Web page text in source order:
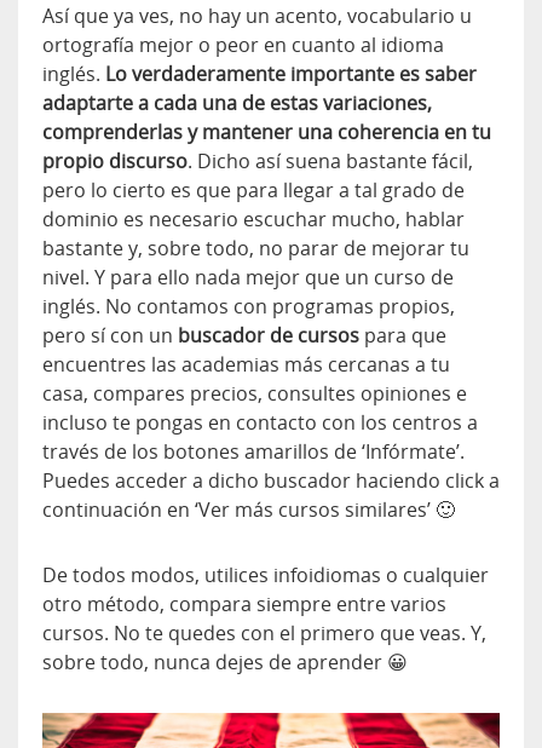
Así que ya ves, no hay un acento, vocabulario u
ortografía mejor o peor en cuanto al idioma
inglés. Lo verdaderamente importante es saber
adaptarte a cada una de estas variaciones,
comprenderlas y mantener una coherencia en tu
propio discurso. Dicho así suena bastante fácil,
pero lo cierto es que para llegar a tal grado de
dominio es necesario escuchar mucho, hablar
bastante y, sobre todo, no parar de mejorar tu
nivel. Y para ello nada mejor que un curso de
inglés. No contamos con programas propios,
pero sí con un buscador de cursos para que
encuentres las academias más cercanas a tu
casa, compares precios, consultes opiniones e
incluso te pongas en contacto con los centros a
través de los botones amarillos de ‘Infórmate’.
Puedes acceder a dicho buscador haciendo click a
continuación en ‘Ver más cursos similares’ 🙂
De todos modos, utilices infoidiomas o cualquier
otro método, compara siempre entre varios
cursos. No te quedes con el primero que veas. Y,
sobre todo, nunca dejes de aprender 😀